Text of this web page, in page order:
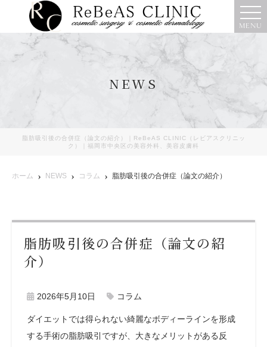
MENU
NEWS
脂肪吸引後の合併症（論文の紹介）｜ReBeAS CLINIC（レビアスクリニッ
ク）｜福岡市中央区の美容外科、美容皮膚科
ホーム NEWS コラム 脂肪吸引後の合併症（論文の紹介）
脂肪吸引後の合併症（論文の紹
介）
2026年5月10日 コラム
ダイエットでは得られない綺麗なボディーラインを形成
する手術の脂肪吸引ですが、大きなメリットがある反